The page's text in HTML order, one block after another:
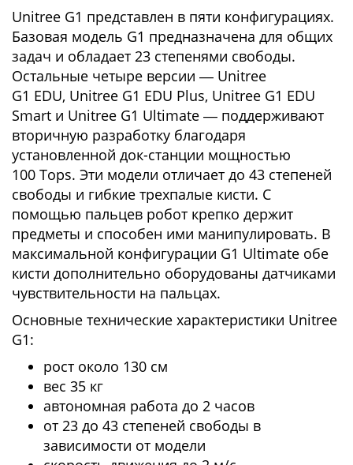
Unitree G1 представлен в пяти конфигурациях.
Базовая модель G1 предназначена для общих
задач и обладает 23 степенями свободы.
Остальные четыре версии ― Unitree
G1 EDU, Unitree G1 EDU Plus, Unitree G1 EDU
Smart и Unitree G1 Ultimate ― поддерживают
вторичную разработку благодаря
установленной док-станции мощностью
100 Tops. Эти модели отличает до 43 степеней
свободы и гибкие трехпалые кисти. С
помощью пальцев робот крепко держит
предметы и способен ими манипулировать. В
максимальной конфигурации G1 Ultimate обе
кисти дополнительно оборудованы датчиками
чувствительности на пальцах.
Основные технические характеристики Unitree
G1:
рост около 130 см
вес 35 кг
автономная работа до 2 часов
от 23 до 43 степеней свободы в
зависимости от модели